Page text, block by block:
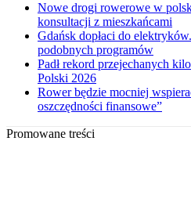
Nowe drogi rowerowe w
konsultacji z mieszkańcami
Gdańsk dopłaci do
podobnych programów
Padł rekord przejechanych
Polski 2026
Rower będzie mocniej
oszczędności finansowe”
Promowane treści